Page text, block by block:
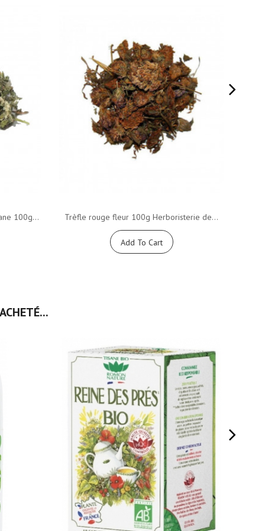
100g... Trèfle rouge fleur 100g Herboristerie de...
Add To Cart